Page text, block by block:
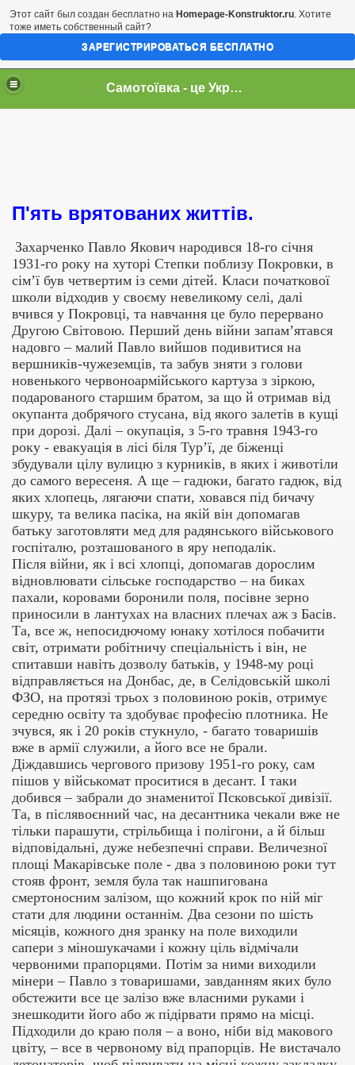
Самотоївка - це Україна
П'ять врятованих життів.
Захарченко Павло Якович народився 18-го січня
1931-го року на хуторі Степки поблизу Покровки, в
сім’ї був четвертим із семи дітей. Класи початкової
школи відходив у своєму невеликому селі, далі
вчився у Покровці, та навчання це було перервано
Другою Світовою. Перший день війни запам’ятався
надовго – малий Павло вийшов подивитися на
вершників-чужеземців, та забув зняти з голови
новенького червоноармійського картуза з зіркою,
подарованого старшим братом, за що й отримав від
окупанта добрячого стусана, від якого залетів в кущі
при дорозі. Далі – окупація, з 5-го травня 1943-го
року - евакуація в лісі біля Тур’ї, де біженці
збудували цілу вулицю з курників, в яких і животіли
до самого вересеня. А ще – гадюки, багато гадюк, від
яких хлопець, лягаючи спати, ховався під бичачу
шкуру, та велика пасіка, на якій він допомагав
батьку заготовляти мед для радянського військового
госпіталю, розташованого в яру неподалік.
Після війни, як і всі хлопці, допомагав дорослим
відновлювати сільське господарство – на биках
пахали, коровами боронили поля, посівне зерно
приносили в лантухах на власних плечах аж з Басів.
Та, все ж, непосидючому юнаку хотілося побачити
світ, отримати робітничу спеціальність і він, не
спитавши навіть дозволу батьків, у 1948-му році
відправляється на Донбас, де, в Селідовській школі
ФЗО, на протязі трьох з половиною років, отримує
середню освіту та здобуває професію плотника. Не
зчувся, як і 20 років стукнуло, - багато товаришів
вже в армії служили, а його все не брали.
Діждавшись чергового призову 1951-го року, сам
пішов у військомат проситися в десант. І таки
добився – забрали до знаменитої Псковської дивізії.
Та, в післявоєнний час, на десантника чекали вже не
тільки парашути, стрільбища і полігони, а й більш
відповідальні, дуже небезпечні справи. Величезної
площі Макарівське поле - два з половиною роки тут
стояв фронт, земля була так нашпигована
смертоносним залізом, що кожний крок по ній міг
стати для людини останнім. Два сезони по шість
місяців, кожного дня зранку на поле виходили
сапери з міношукачами і кожну ціль відмічали
червоними прапорцями. Потім за ними виходили
мінери – Павло з товаришами, завданням яких було
обстежити все це залізо вже власними руками і
знешкодити його або ж підірвати прямо на місці.
Підходили до краю поля – а воно, ніби від макового
цвіту, – все в червоному від прапорців. Не вистачало
Этот сайт был создан бесплатно на Homepage-Konstruktor.ru. Хотите
тоже иметь собственный сайт?
ЗАРЕГИСТРИРОВАТЬСЯ БЕСПЛАТНО